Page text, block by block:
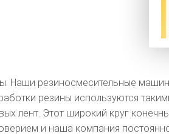
Наши резиносмесительные
резины используются
лент. Этот широкий круг
и наша компания